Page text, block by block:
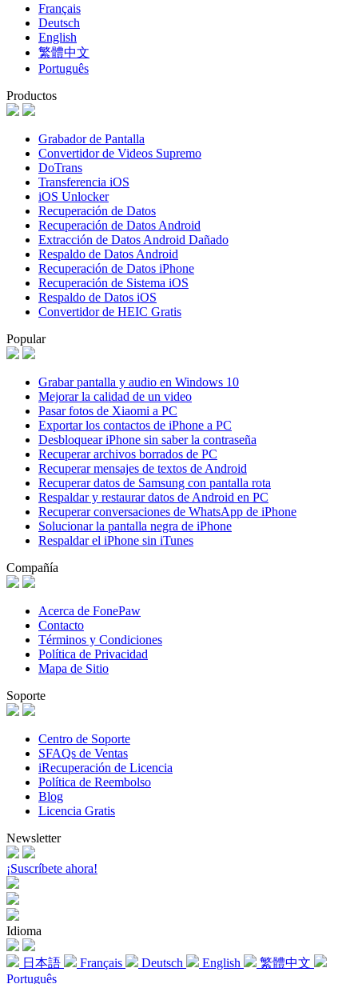
Français
Deutsch
English
繁體中文
Português
Productos
Grabador de Pantalla
Convertidor de Videos Supremo
DoTrans
Transferencia iOS
iOS Unlocker
Recuperación de Datos
Recuperación de Datos Android
Extracción de Datos Android Dañado
Respaldo de Datos Android
Recuperación de Datos iPhone
Recuperación de Sistema iOS
Respaldo de Datos iOS
Convertidor de HEIC Gratis
Popular
Grabar pantalla y audio en Windows 10
Mejorar la calidad de un video
Pasar fotos de Xiaomi a PC
Exportar los contactos de iPhone a PC
Desbloquear iPhone sin saber la contraseña
Recuperar archivos borrados de PC
Recuperar mensajes de textos de Android
Recuperar datos de Samsung con pantalla rota
Respaldar y restaurar datos de Android en PC
Recuperar conversaciones de WhatsApp de iPhone
Solucionar la pantalla negra de iPhone
Respaldar el iPhone sin iTunes
Compañía
Acerca de FonePaw
Contacto
Términos y Condiciones
Política de Privacidad
Mapa de Sitio
Soporte
Centro de Soporte
SFAQs de Ventas
iRecuperación de Licencia
Política de Reembolso
Blog
Licencia Gratis
Newsletter
¡Suscríbete ahora!
Idioma
日本語 Français Deutsch English
繁體中文
Português